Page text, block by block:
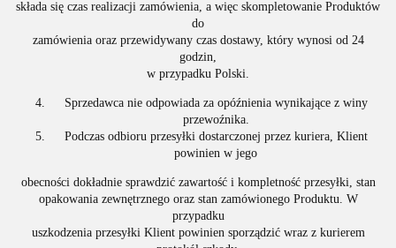
składa się czas realizacji zamówienia, a więc skompletowanie Produktów
do
zamówienia oraz przewidywany czas dostawy, który wynosi od 24
godzin,
w przypadku Polski.
Sprzedawca nie odpowiada za opóźnienia wynikające z winy
przewoźnika.
Podczas odbioru przesyłki dostarczonej przez kuriera, Klient
powinien w jego
obecności dokładnie sprawdzić zawartość i kompletność przesyłki, stan
opakowania zewnętrznego oraz stan zamówionego Produktu. W
przypadku
uszkodzenia przesyłki Klient powinien sporządzić wraz z kurierem